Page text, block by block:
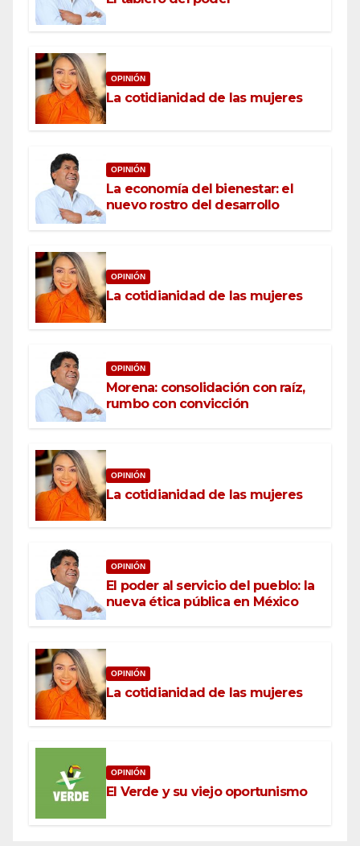
OPINIÓN
La cotidianidad de las mujeres
OPINIÓN
La economía del bienestar: el
nuevo rostro del desarrollo
OPINIÓN
La cotidianidad de las mujeres
OPINIÓN
Morena: consolidación con raíz,
rumbo con convicción
OPINIÓN
La cotidianidad de las mujeres
OPINIÓN
El poder al servicio del pueblo: la
nueva ética pública en México
OPINIÓN
La cotidianidad de las mujeres
OPINIÓN
El Verde y su viejo oportunismo